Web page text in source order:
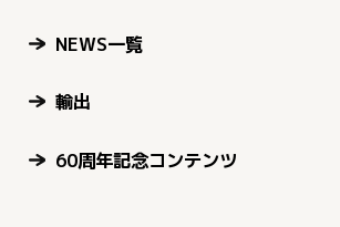
NEWS一覧
輸出
60周年記念コンテンツ